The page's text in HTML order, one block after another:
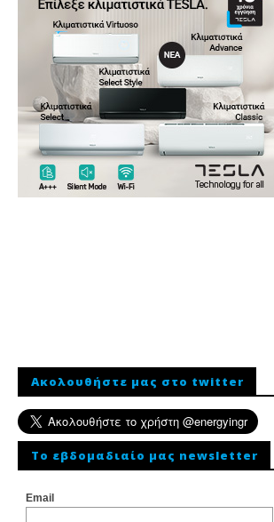
Ακολουθήστε μας στο twitter
To εβδομαδιαίο μας newsletter
Email